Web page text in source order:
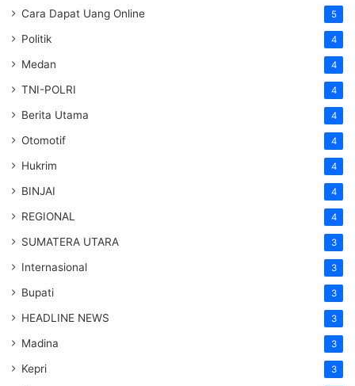
Cara Dapat Uang Online 5
Politik 4
Medan 4
TNI-POLRI 4
Berita Utama 4
Otomotif 4
Hukrim 4
BINJAI 4
REGIONAL 4
SUMATERA UTARA 3
Internasional 3
Bupati 3
HEADLINE NEWS 3
Madina 3
Kepri 3